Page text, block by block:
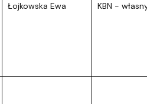
Łojkowska Ewa KBN -